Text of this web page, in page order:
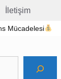
İletişim
Mücadelesi